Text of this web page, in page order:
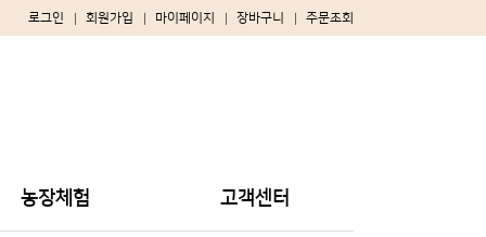
로그인 회원가입 마이페이지 장바구니 주문조회
농장체험 고객센터